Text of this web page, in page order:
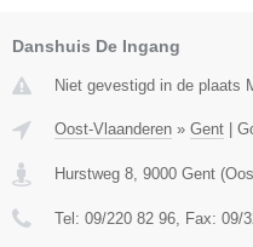
Danshuis De Ingang
Niet gevestigd in de plaats
Oost-Vlaanderen » Gent
Hurstweg 8 9000 Gent (
Tel: 09/220 82 96 , Fax: 09/